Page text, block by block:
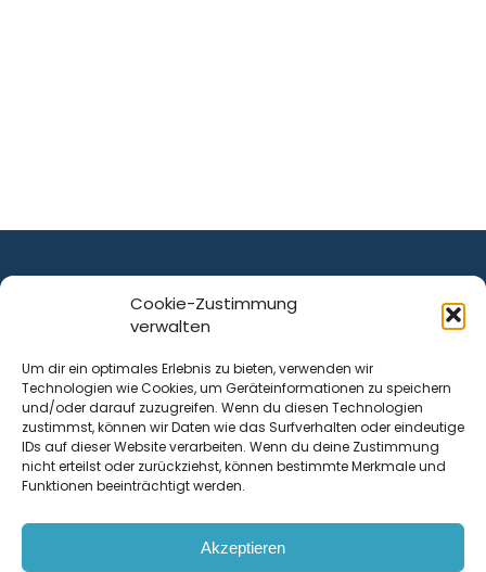
Cookie-Zustimmung
verwalten
Um dir ein optimales Erlebnis zu bieten, verwenden wir
Technologien wie Cookies, um Geräteinformationen zu speichern
und/oder darauf zuzugreifen. Wenn du diesen Technologien
zustimmst, können wir Daten wie das Surfverhalten oder eindeutige
IDs auf dieser Website verarbeiten. Wenn du deine Zustimmung
nicht erteilst oder zurückziehst, können bestimmte Merkmale und
Funktionen beeinträchtigt werden.
Akzeptieren
ist ein Service von
Krenn Real GmbH
Tischlerstraße 12
4050Traun| Österreich
Kontakt